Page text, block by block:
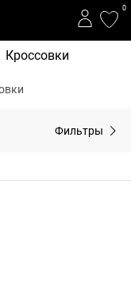
0
Кроссовки
Фильтры